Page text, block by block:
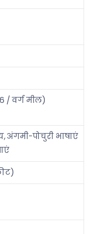
/ वर्ग मील)
अंगमी-पोचुरी भाषाएं